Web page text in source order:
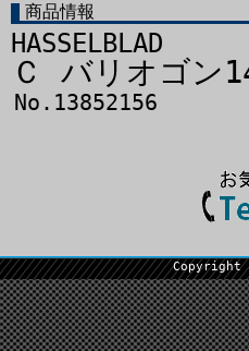
商品情報
HASSELBLAD
Ｃ バリオゴン
No.13852156
Copyright